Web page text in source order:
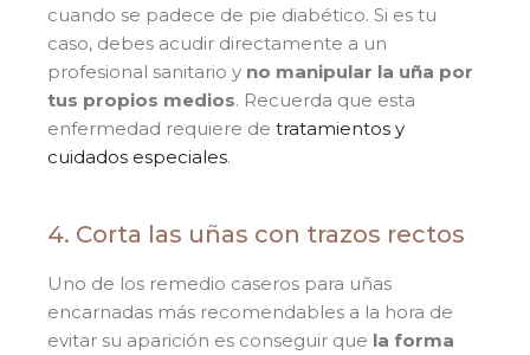
cuando se padece de pie diabético. Si es tu
caso, debes acudir directamente a un
profesional sanitario y no manipular la uña por
tus propios medios. Recuerda que esta
enfermedad requiere de tratamientos y
cuidados especiales.
4. Corta las uñas con trazos rectos
Uno de los remedio caseros para uñas
encarnadas más recomendables a la hora de
evitar su aparición es conseguir que la forma